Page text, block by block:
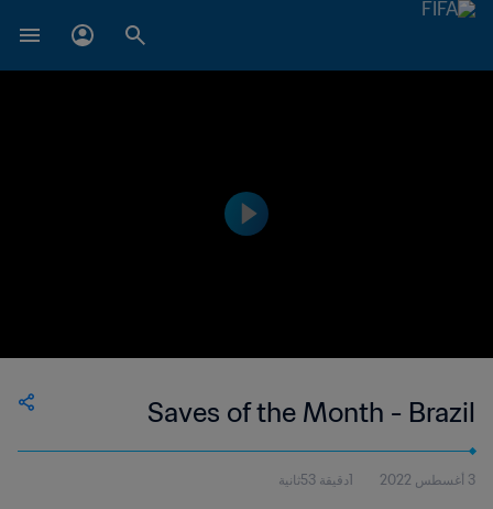
Saves of the Month - Brazil
3 أغسطس 2022 1دقيقة 53ثانية